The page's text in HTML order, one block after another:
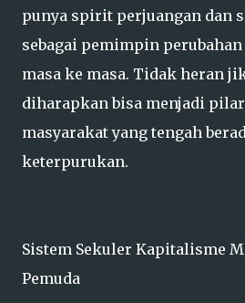
punya spirit perjuangan dan
sebagai pemimpin
masa ke masa. Tidak heran
diharapkan bisa menjadi
masyarakat yang tengah
keterpurukan.
Sistem Sekuler Kapitalisme
Pemuda